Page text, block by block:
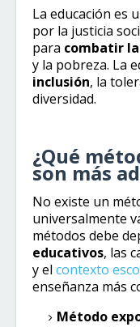
La educación es
por la justicia
para combatir
y la pobreza. La
inclusión, la
diversidad.
¿Qué
son más
No existe un
universalmente
métodos debe
educativos, las
y el contexto
enseñanza más
Método